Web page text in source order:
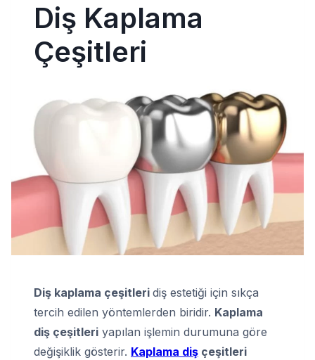
Diş Kaplama
Çeşitleri
Diş kaplama çeşitleri diş estetiği için sıkça
tercih edilen yöntemlerden biridir. Kaplama
diş çeşitleri yapılan işlemin durumuna göre
değişiklik gösterir. Kaplama diş çeşitleri